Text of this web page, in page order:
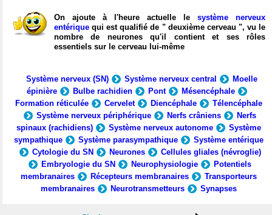
On ajoute à l'heure actuelle le système nerveux
entérique qui est qualifié de " deuxième cerveau ", vu le
nombre de neurones qu'il contient et ses rôles
essentiels sur le cerveau lui-même
Système nerveux (SN) Système nerveux central
Moelle
épinière
Bulbe rachidien Pont
Mésencéphale
Formation réticulée
Cervelet Diencéphale
Télencéphale
Système nerveux périphérique
Nerfs crâniens
Nerfs
spinaux (rachidiens)
Système nerveux autonome
Système
sympathique
Système parasympathique
Système entérique
Cytologie du SN
Neurones
Cellules gliales (névroglie)
Embryologie du SN
Neurophysiologie
Potentiels
membranaires
Récepteurs membranaires
Transporteurs
membranaires
Neurotransmetteurs Synapses